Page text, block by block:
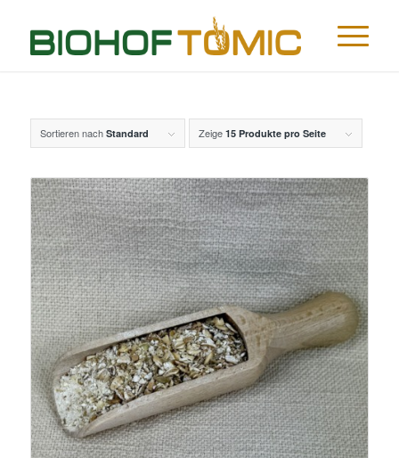
Sortieren nach Standard Zeige 15 Produkte pro Seite